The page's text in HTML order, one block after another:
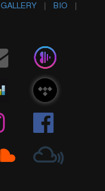
GALLERY
BIO